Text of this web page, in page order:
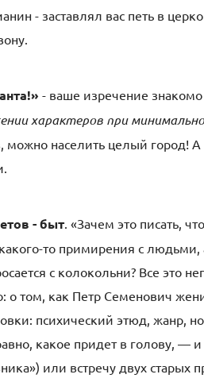
- заставлял вас петь в
- ваше изречение
характеров при
можно населить целый город!
- быт. «Зачем это писать,
то примирения с
с колокольни? Все это
о том, как Петр Семенович
психический этюд, жанр,
какое придет в голову, —
или встречу двух старых